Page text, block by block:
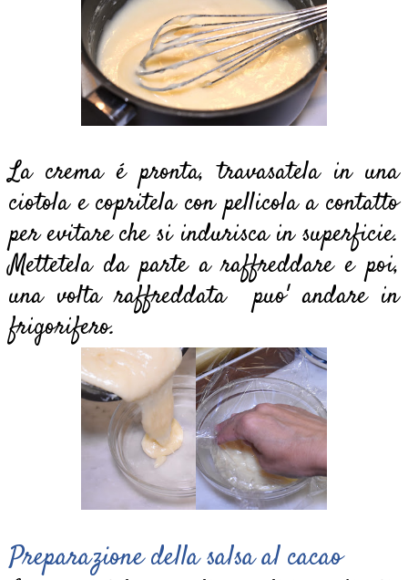
La crema é pronta, travasatela in una
ciotola e copritela con pellicola a contatto
per evitare che si indurisca in superficie.
Mettetela da parte a raffreddare e poi,
una volta raffreddata puo' andare in
frigorifero.
Preparazione della salsa al cacao